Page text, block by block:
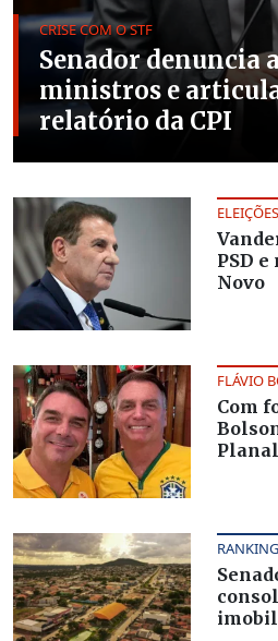
CRISE COM O STF
Senador denuncia
ministros e
relatório da CPI
PSD
Novo
FLÁVIO
Com